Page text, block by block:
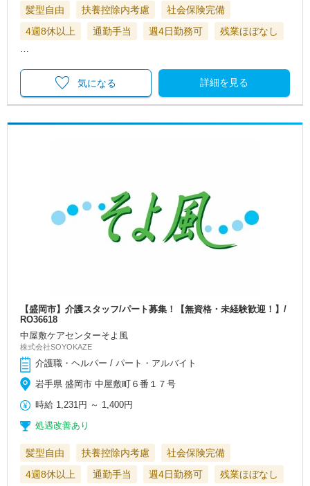
髪型自由 扶養控除内考慮
社会保険完備
4週8休以上
通勤手当 週4日勤務可 残業ほぼなし
詳細を見る
気になる
【盛岡市】介護スタッフ/パート募集！【無資格・未経験歓迎！】/
RO36618
中屋敷ケアセンターそよ風
株式会社SOYOKAZE
介護職・ヘルパー / パート・アルバイト
岩手県 盛岡市 中屋敷町６番１７号
時給 1,231円 ～ 1,400円
処遇改善あり
髪型自由 扶養控除内考慮
社会保険完備
4週8休以上
通勤手当 週4日勤務可 残業ほぼなし